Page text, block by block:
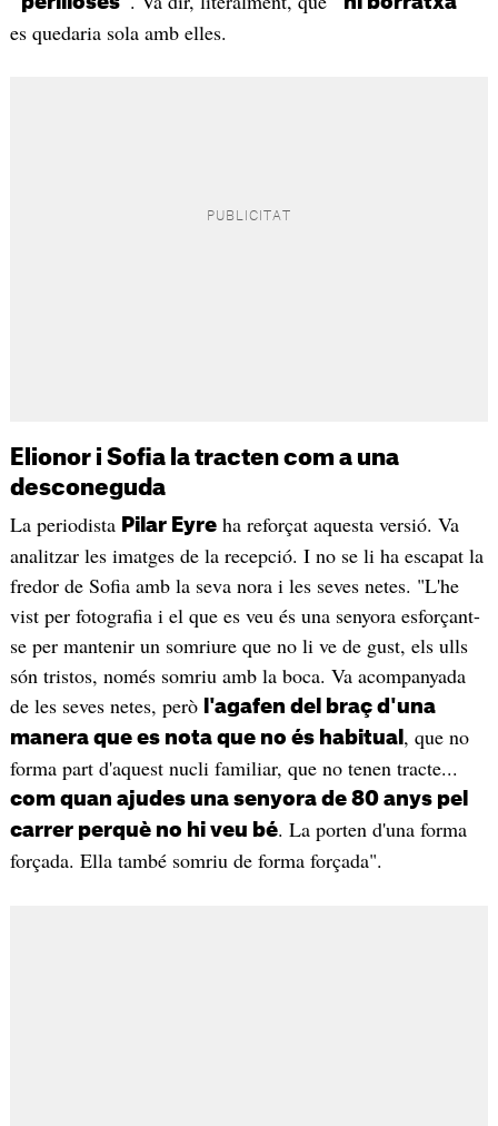
es quedaria sola amb elles.
Elionor i Sofia la tracten com a una
desconeguda
La periodista Pilar Eyreha reforçat aquesta versió. Va
analitzar les imatges de la recepció. I no se li ha escapat la
fredor de Sofia amb la seva nora i les seves netes. "L'he
vist per fotografia i el que es veu és una senyora esforçant-
se per mantenir un somriure que no li ve de gust, els ulls
són tristos, només somriu amb la boca. Va acompanyada
de les seves netes, però
l'agafen del braç d'una
manera que es nota que no és habitual , que no
forma part d'aquest nucli familiar, que no tenen tracte...
com quan ajudes una senyora de 80 anys pel
carrer perquè no hi veu bé. La porten d'una forma
forçada. Ella també somriu de forma forçada".